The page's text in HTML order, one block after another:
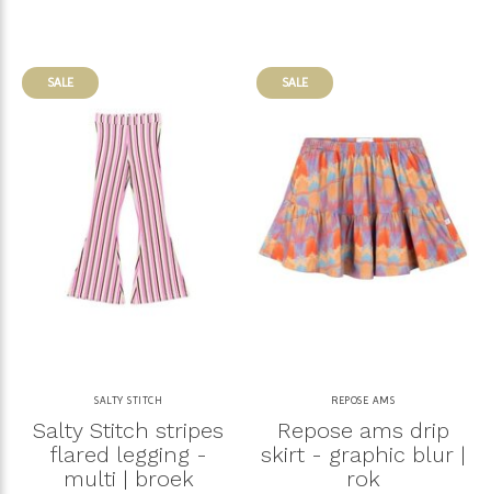
SALE
SALTY STITCH
Salty Stitch stripes
flared legging -
multi | broek
SALE
REPOSE AMS
Repose ams drip
skirt - graphic blur |
rok